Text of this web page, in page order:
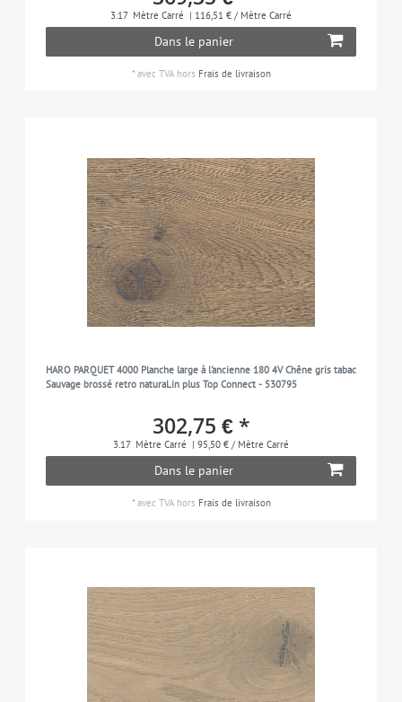
3.17 Mètre Carré | 116,51 € / Mètre Carré
Dans le panier
*avec TVAhors Frais de livraison
HARO PARQUET 4000 Planche large à l'ancienne 180 4V Chêne gris tabac
Sauvage brossé retro naturaLin plus Top Connect - 530795
302,75 € *
3.17 Mètre Carré | 95,50 € / Mètre Carré
Dans le panier
*avec TVAhors Frais de livraison